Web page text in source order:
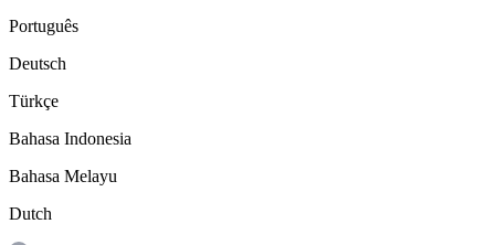
Português
Deutsch
Türkçe
Bahasa Indonesia
Bahasa Melayu
Dutch